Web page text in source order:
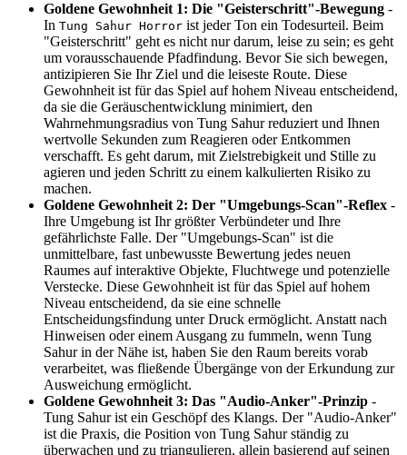
Goldene Gewohnheit 1: Die "Geisterschritt"-Bewegung -
In Tung Sahur Horror ist jeder Ton ein Todesurteil. Beim
"Geisterschritt" geht es nicht nur darum, leise zu sein; es geht
um vorausschauende Pfadfindung. Bevor Sie sich bewegen,
antizipieren Sie Ihr Ziel und die leiseste Route. Diese
Gewohnheit ist für das Spiel auf hohem Niveau entscheidend,
da sie die Geräuschentwicklung minimiert, den
Wahrnehmungsradius von Tung Sahur reduziert und Ihnen
wertvolle Sekunden zum Reagieren oder Entkommen
verschafft. Es geht darum, mit Zielstrebigkeit und Stille zu
agieren und jeden Schritt zu einem kalkulierten Risiko zu
machen.
Goldene Gewohnheit 2: Der "Umgebungs-Scan"-Reflex -
Ihre Umgebung ist Ihr größter Verbündeter und Ihre
gefährlichste Falle. Der "Umgebungs-Scan" ist die
unmittelbare, fast unbewusste Bewertung jedes neuen
Raumes auf interaktive Objekte, Fluchtwege und potenzielle
Verstecke. Diese Gewohnheit ist für das Spiel auf hohem
Niveau entscheidend, da sie eine schnelle
Entscheidungsfindung unter Druck ermöglicht. Anstatt nach
Hinweisen oder einem Ausgang zu fummeln, wenn Tung
Sahur in der Nähe ist, haben Sie den Raum bereits vorab
verarbeitet, was fließende Übergänge von der Erkundung zur
Ausweichung ermöglicht.
Goldene Gewohnheit 3: Das "Audio-Anker"-Prinzip -
Tung Sahur ist ein Geschöpf des Klangs. Der "Audio-Anker"
ist die Praxis, die Position von Tung Sahur ständig zu
überwachen und zu triangulieren, allein basierend auf seinen